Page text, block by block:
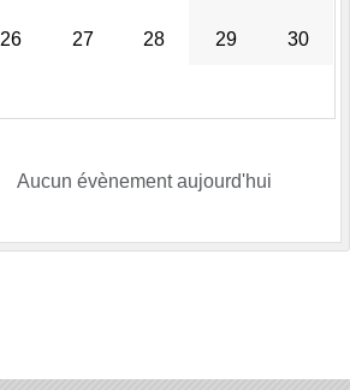
26 27 28 29 30
Aucun évènement aujourd'hui